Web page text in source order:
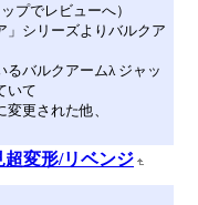
プでレビューへ）
」シリーズよりバルクア
るバルクアームλ ジャッ
いて
更された他、
超変形/リベンジ